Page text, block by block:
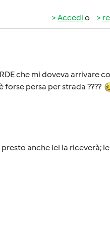
Accedi o
che mi doveva
forse persa per strada ????
anche lei la riceverà;